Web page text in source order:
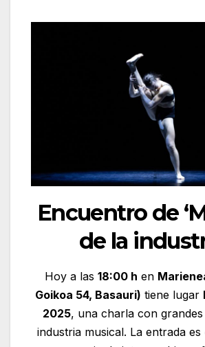
Encuentro de
de la
Hoy a las 18:00 h en
Goikoa 54, Basauri) tiene lugar
2025, una charla con
industria musical. La entrada es